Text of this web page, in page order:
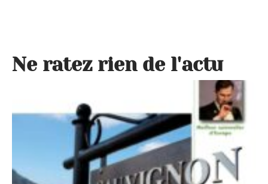
Ne ratez rien de l'actu